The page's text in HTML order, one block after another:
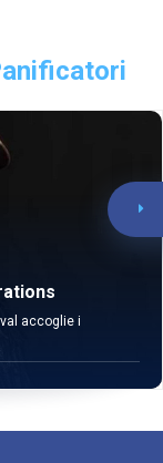
accoglie i